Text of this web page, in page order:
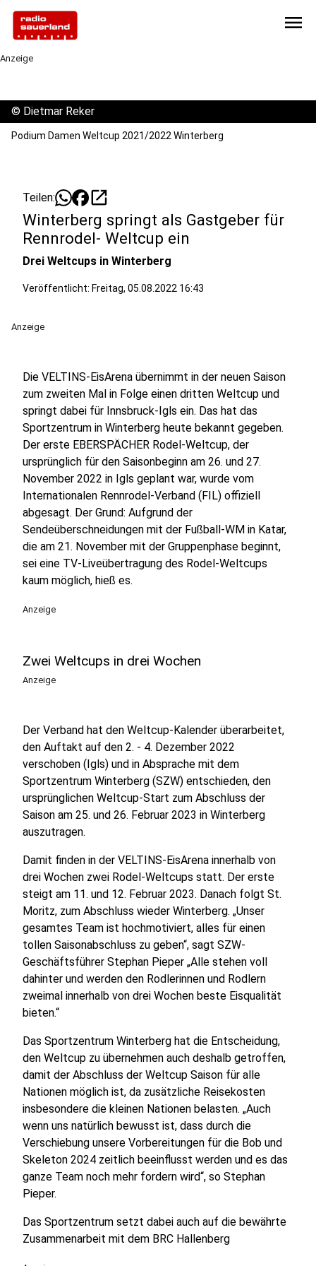
menu
Anzeige
© Dietmar Reker
Podium Damen Weltcup 2021/2022 Winterberg
Teilen: open_in_new
Winterberg springt als Gastgeber für
Rennrodel- Weltcup ein
Drei Weltcups in Winterberg
Veröffentlicht: Freitag, 05.08.2022 16:43
Anzeige
Die VELTINS-EisArena übernimmt in der neuen Saison
zum zweiten Mal in Folge einen dritten Weltcup und
springt dabei für Innsbruck-Igls ein. Das hat das
Sportzentrum in Winterberg heute bekannt gegeben.
Der erste EBERSPÄCHER Rodel-Weltcup, der
ursprünglich für den Saisonbeginn am 26. und 27.
November 2022 in Igls geplant war, wurde vom
Internationalen Rennrodel-Verband (FIL) offiziell
abgesagt. Der Grund: Aufgrund der
Sendeüberschneidungen mit der Fußball-WM in Katar,
die am 21. November mit der Gruppenphase beginnt,
sei eine TV-Liveübertragung des Rodel-Weltcups
kaum möglich, hieß es.
Anzeige
Zwei Weltcups in drei Wochen
Anzeige
Der Verband hat den Weltcup-Kalender überarbeitet,
den Auftakt auf den 2. - 4. Dezember 2022
verschoben (Igls) und in Absprache mit dem
Sportzentrum Winterberg (SZW) entschieden, den
ursprünglichen Weltcup-Start zum Abschluss der
Saison am 25. und 26. Februar 2023 in Winterberg
auszutragen.
Damit finden in der VELTINS-EisArena innerhalb von
drei Wochen zwei Rodel-Weltcups statt. Der erste
steigt am 11. und 12. Februar 2023. Danach folgt St.
Moritz, zum Abschluss wieder Winterberg. „Unser
gesamtes Team ist hochmotiviert, alles für einen
tollen Saisonabschluss zu geben“, sagt SZW-
Geschäftsführer Stephan Pieper „Alle stehen voll
dahinter und werden den Rodlerinnen und Rodlern
zweimal innerhalb von drei Wochen beste Eisqualität
bieten.“
Das Sportzentrum Winterberg hat die Entscheidung,
den Weltcup zu übernehmen auch deshalb getroffen,
damit der Abschluss der Weltcup Saison für alle
Nationen möglich ist, da zusätzliche Reisekosten
insbesondere die kleinen Nationen belasten. „Auch
wenn uns natürlich bewusst ist, dass durch die
Verschiebung unsere Vorbereitungen für die Bob und
Skeleton 2024 zeitlich beeinflusst werden und es das
ganze Team noch mehr fordern wird“, so Stephan
Pieper.
Das Sportzentrum setzt dabei auch auf die bewährte
Zusammenarbeit mit dem BRC Hallenberg